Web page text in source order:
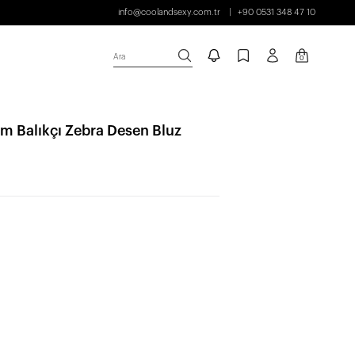
info@coolandsexy.com.tr +90 0531 348 47 10
Ara 0
Balıkçı Zebra Desen Bluz